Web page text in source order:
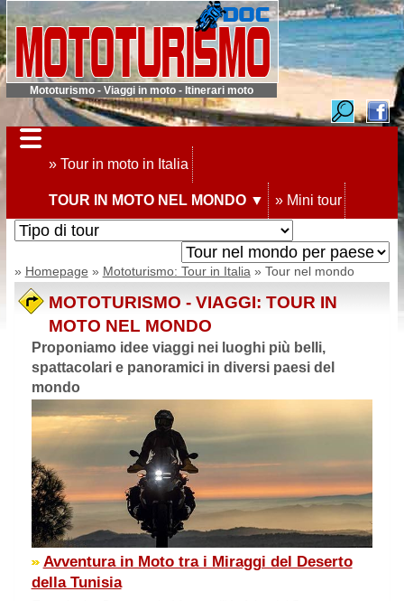
Mototurismo - Viaggi in moto - Itinerari moto
» Tour in moto in Italia
TOUR IN MOTO NEL MONDO ▼ » Mini tour
» Homepage » Mototurismo: Tour in Italia » Tour nel mondo
MOTOTURISMO - VIAGGI: TOUR IN
MOTO NEL MONDO
Proponiamo idee viaggi nei luoghi più belli,
spattacolari e panoramici in diversi paesi del
mondo
Avventura in Moto tra i Miraggi del Deserto
della Tunisia